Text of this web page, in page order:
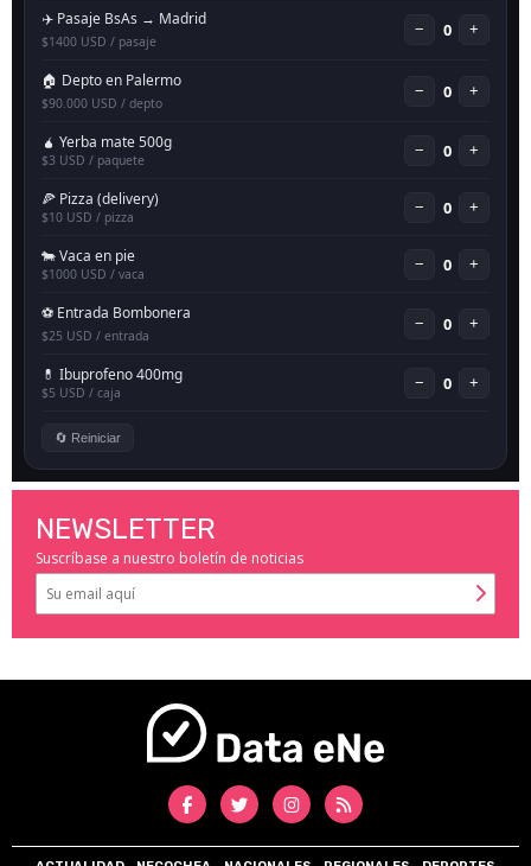
NEWSLETTER
Suscríbase a nuestro boletín de noticias